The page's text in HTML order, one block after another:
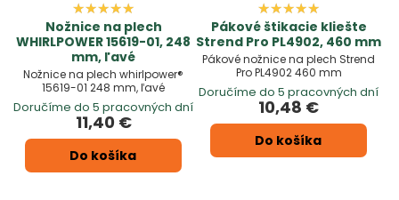
Nožnice na plech
WHIRLPOWER 15619-01, 248
mm, ľavé
Nožnice na plech whirlpower®
15619-01 248 mm, ľavé
Doručíme do 5 pracovných dní
11,40 €
Do košíka
Pákové štikacie kliešte
Strend Pro PL4902, 460 mm
Pákové nožnice na plech Strend
Pro PL4902 460 mm
Doručíme do 5 pracovných dní
10,48 €
Do košíka